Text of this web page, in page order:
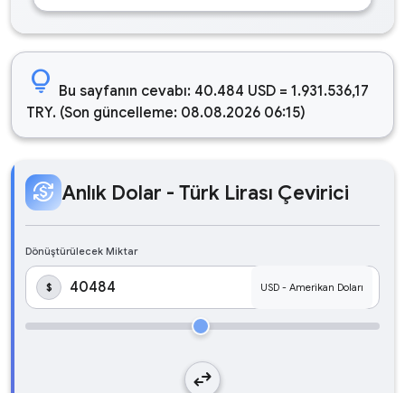
lightbulb Bu sayfanın cevabı: 40.484 USD = 1.931.536,17
TRY. (Son güncelleme: 08.08.2026 06:15)
currency_exchange Anlık Dolar - Türk Lirası Çevirici
Dönüştürülecek Miktar
$
swap_horiz